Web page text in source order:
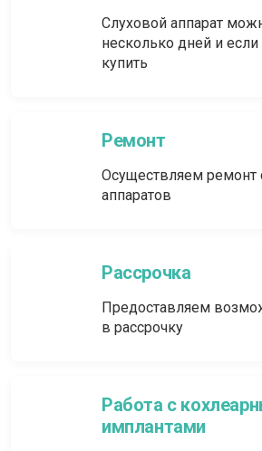
Слуховой аппарат
несколько дней и если
купить
Ремонт
Осуществляем ремонт
аппаратов
Рассрочка
Предоставляем
в рассрочку
Работа с
имплантами